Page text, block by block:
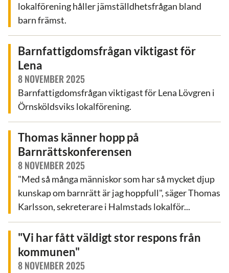
lokalförening håller jämställdhetsfrågan bland
barn främst.
Barnfattigdomsfrågan viktigast för
Lena
8 NOVEMBER 2025
Barnfattigdomsfrågan viktigast för Lena Lövgren i
Örnsköldsviks lokalförening.
Thomas känner hopp på
Barnrättskonferensen
8 NOVEMBER 2025
"Med så många människor som har så mycket djup
kunskap om barnrätt är jag hoppfull", säger Thomas
Karlsson, sekreterare i Halmstads lokalför...
"Vi har fått väldigt stor respons från
kommunen"
8 NOVEMBER 2025